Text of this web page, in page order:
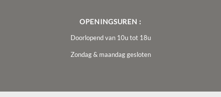
OPENINGSUREN :
Doorlopend van 10u tot 18u
Zondag & maandag gesloten